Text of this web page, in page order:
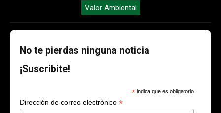
Valor Ambiental
No te pierdas ninguna noticia
¡Suscribite!
* indica que es obligatorio
Dirección de correo electrónico *